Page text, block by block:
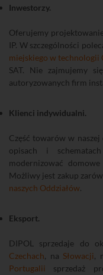
Inwestorzy.
Oferujemy
IP. W szczególności
miejskiego w technologii
SAT. Nie zajmujemy
autoryzowanych firm
Klienci indywidualni.
Część towarów w
opisach i
modernizować
Możliwy jest zakup
naszych Oddziałów.
Eksport.
DIPOL sprzedaje do
Czechach, na Słowacji,
Portugalii sprzedaż